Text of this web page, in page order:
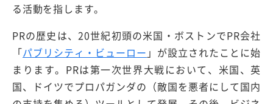
る活動を指します。
PRの歴史は、20世紀初頭の米国・ボストンでPR会社
「パブリシティ・ビューロー 」が設立されたことに始
まります。PRは第一次世界大戦において、米国、英
国、ドイツでプロパガンダの（敵国を悪者にして国内